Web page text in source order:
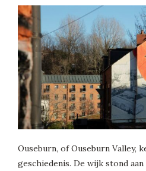
Ouseburn, of Ouseburn Valley,
geschiedenis. De wijk stond aan